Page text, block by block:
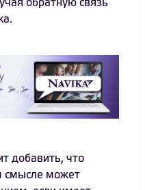
обратную связь
добавить, что
смысле может